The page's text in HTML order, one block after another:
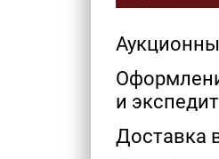
и
Доставка